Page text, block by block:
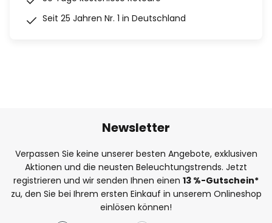
Seit 25 Jahren Nr. 1 in Deutschland
Newsletter
Verpassen Sie keine unserer besten Angebote, exklusiven
Aktionen und die neusten Beleuchtungstrends. Jetzt
registrieren und wir senden Ihnen einen 13 %-Gutschein*
zu, den Sie bei Ihrem ersten Einkauf in unserem Onlineshop
einlösen können!